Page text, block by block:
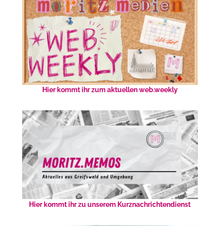
Hier kommt ihr zum aktuellen web.weekly
Hier kommt ihr zu unserem Kurznachrichtendienst